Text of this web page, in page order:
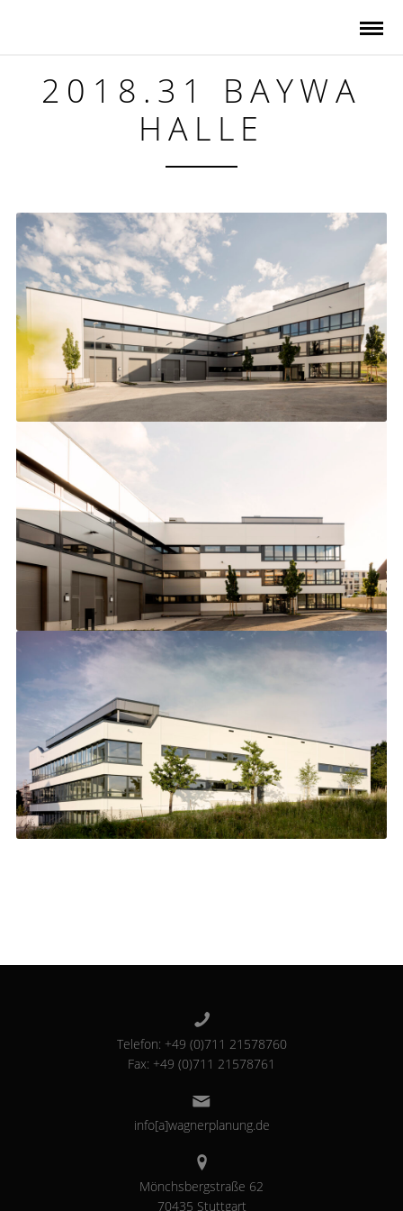
2018.31 BAYWA
HALLE
Telefon: +49 (0)711 21578760
Fax: +49 (0)711 21578761
info[a]wagnerplanung.de
Mönchsbergstraße 62
70435 Stuttgart